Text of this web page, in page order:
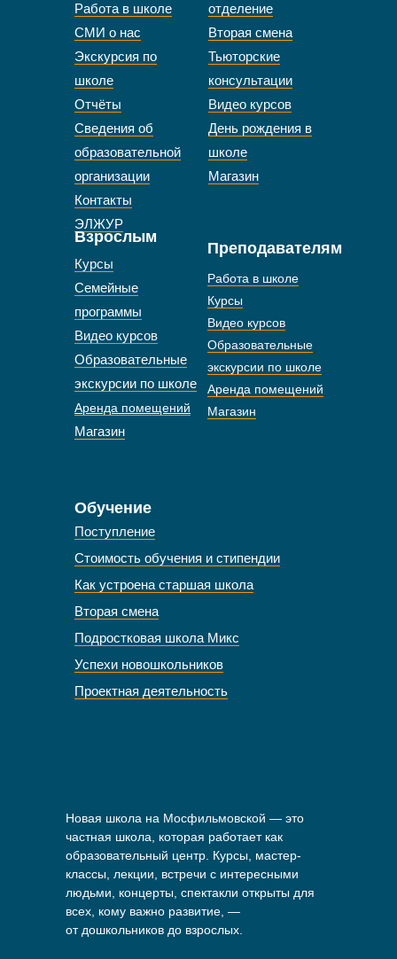
Работа в школе
СМИ о нас
Экскурсия по
школе
Отчёты
Сведения об
образовательной
организации
Контакты
ЭЛЖУР
отделение
Вторая смена
Тьюторские
консультации
Видео курсов
День рождения в
школе
Магазин
Взрослым
Новая школа на Мосфильмовской — это
частная школа, которая работает как
образовательный центр. Курсы, мастер-
классы, лекции, встречи с интересными
людьми, концерты, спектакли открыты для
всех, кому важно развитие, —
от дошкольников до взрослых.
Обучение
Курсы
Семейные
программы
Видео курсов
Образовательные
экскурсии по школе
Аренда помещений
Магазин
Преподавателям
Работа в школе
Курсы
Видео курсов
Образовательные
экскурсии по школе
Аренда помещений
Магазин
Поступление
Стоимость обучения и стипендии
Как устроена старшая школа
Вторая смена
Подростковая школа Микс
Успехи новошкольников
Проектная деятельность